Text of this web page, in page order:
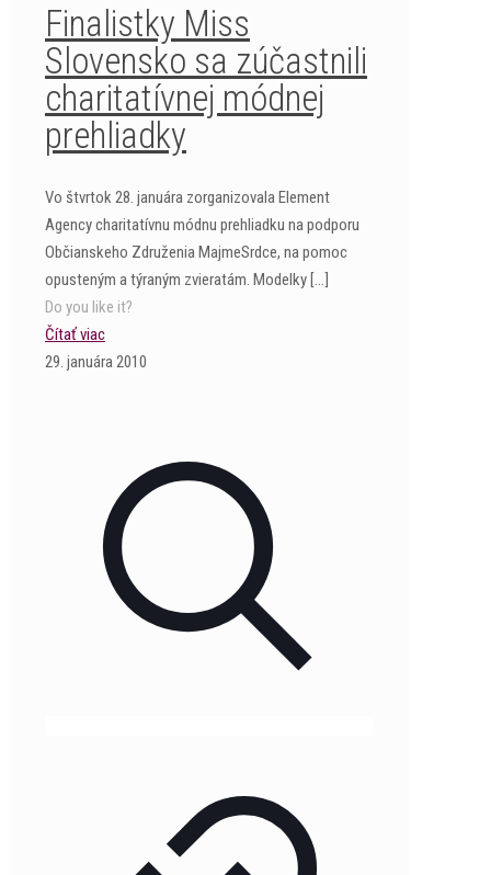
Finalistky Miss
Slovensko sa zúčastnili
charitatívnej módnej
prehliadky
Vo štvrtok 28. januára zorganizovala Element
Agency charitatívnu módnu prehliadku na podporu
Občianskeho Združenia MajmeSrdce, na pomoc
opusteným a týraným zvieratám. Modelky […]
Do you like it?
Čítať viac
29. januára 2010